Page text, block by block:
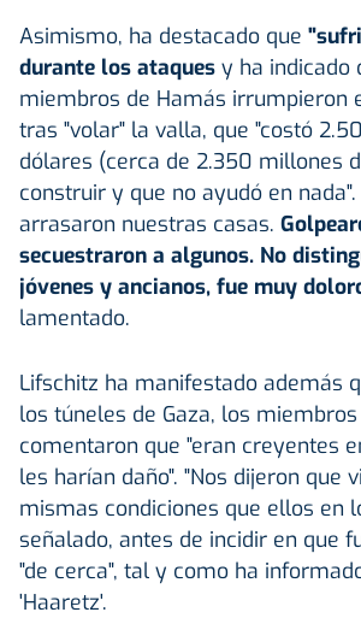
Asimismo, ha destacado que
durante los ataques y ha indicado
miembros de Hamás irrumpieron
tras "volar" la valla, que "costó
dólares (cerca de 2.350 millones
construir y que no ayudó en
arrasaron nuestras casas.
secuestraron a algunos. No
jóvenes y ancianos, fue muy
lamentado.
Lifschitz ha manifestado además
los túneles de Gaza, los
comentaron que "eran creyentes
les harían daño". "Nos dijeron que
mismas condiciones que ellos en
señalado, antes de incidir en que
"de cerca", tal y como ha
'Haaretz'.